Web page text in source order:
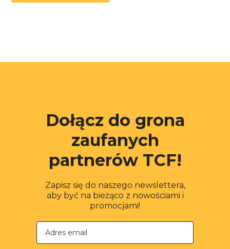
Dołącz do grona
zaufanych
partnerów TCF!
Zapisz się do naszego newslettera,
aby być na bieżąco z nowościami i
promocjami!